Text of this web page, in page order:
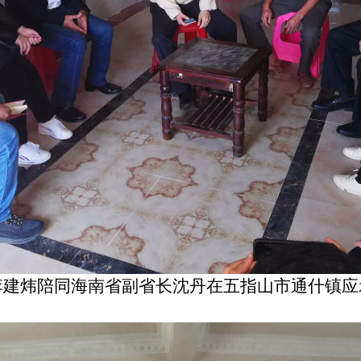
炜陪同海南省副省长沈丹在五指山市通什镇